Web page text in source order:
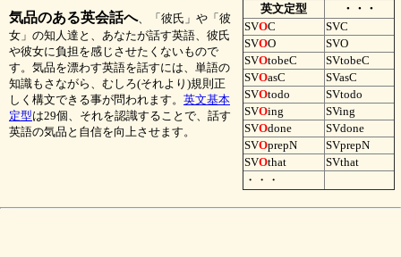
英文定型
・・・
SVOC
SVC
SVOO
SVO
SVOtobeC
SVtobeC
SVOasC
SVasC
SVOtodo
SVtodo
SVOing
SVing
SVOdone
SVdone
SVOprepN
SVprepN
SVOthat
SVthat
・・・
気品のある英会話へ、「彼氏」や「彼
女」の知人達と、あなたが話す英語、彼氏
や彼女に負担を感じさせたくないもので
す。気品を漂わす英語を話すには、単語の
知識もさながら、むしろ(それより)規則正
しく構文できる事が問われます。 英文基本
定型は29個、それを認識することで、話す
英語の気品と自信を向上させます。